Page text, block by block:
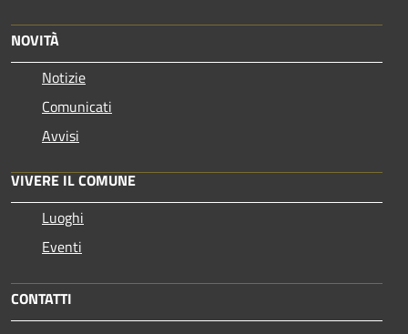
NOVITÀ
Notizie
Comunicati
Avvisi
VIVERE IL COMUNE
Luoghi
Eventi
CONTATTI